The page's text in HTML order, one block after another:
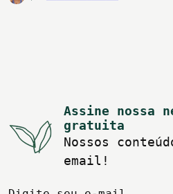
Assine nossa
gratuita
Nossos
email!